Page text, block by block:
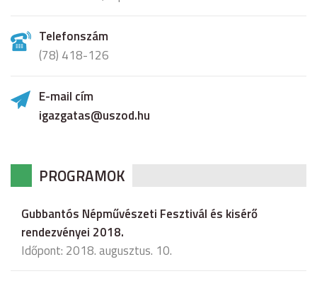
Telefonszám
(78) 418-126
E-mail cím
igazgatas@uszod.hu
PROGRAMOK
Gubbantós Népművészeti Fesztivál és kisérő
rendezvényei 2018.
Időpont: 2018. augusztus. 10.